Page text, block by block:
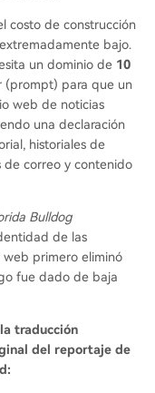
costo de construcción
bajo.
un dominio de 10
(prompt) para que un
web de noticias
una declaración
historiales de
de correo y contenido
Bulldog
de las
web primero eliminó
fue dado de baja
traducción
del reportaje de